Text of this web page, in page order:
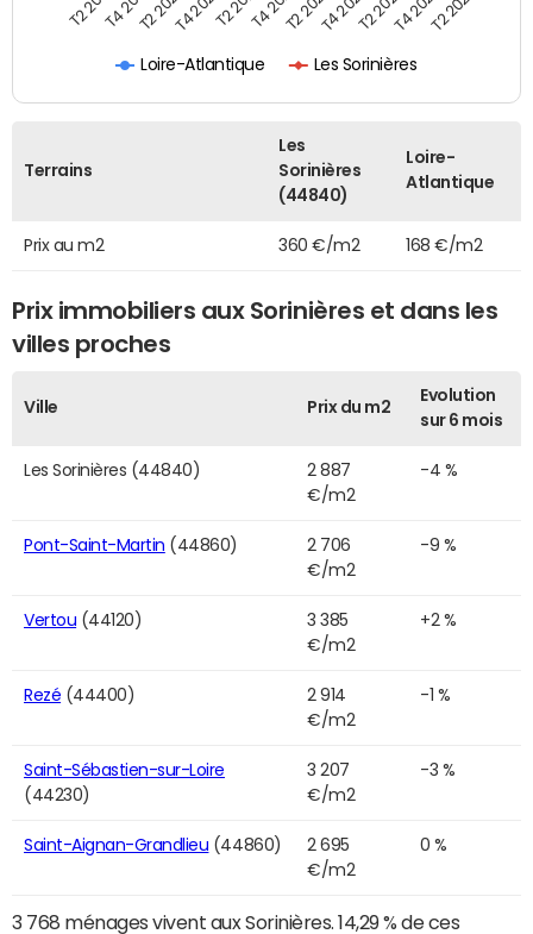
Loire-Atlantique Les Sorinières
Terrains
Les
Sorinières
(44840)
Loire-
Atlantique
Prix au m2 360 €/m2 168 €/m2
Prix immobiliers aux Sorinières et dans les
villes proches
Ville Prix du m2
Evolution
sur 6 mois
Les Sorinières (44840)
2 887
€/m2
-4 %
Pont-Saint-Martin (44860)
2 706
€/m2
-9 %
Vertou (44120)
3 385
€/m2
+2 %
Rezé (44400)
2 914
€/m2
-1 %
Saint-Sébastien-sur-Loire
(44230)
3 207
€/m2
-3 %
Saint-Aignan-Grandlieu (44860)
2 695
€/m2
0 %
3 768 ménages vivent aux Sorinières. 14,29 % de ces